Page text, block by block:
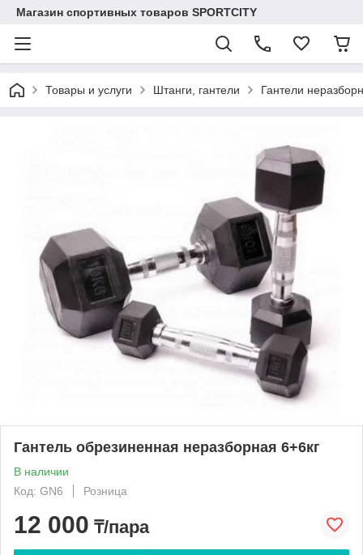
Магазин спортивных товаров SPORTCITY
Товары и услуги Штанги, гантели Гантели
Гантель обрезиненная неразборная 6+6кг
В наличии
Код: GN6
Розница
12 000 ₸/пара